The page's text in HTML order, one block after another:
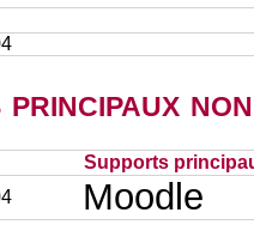
Supports
Moodle